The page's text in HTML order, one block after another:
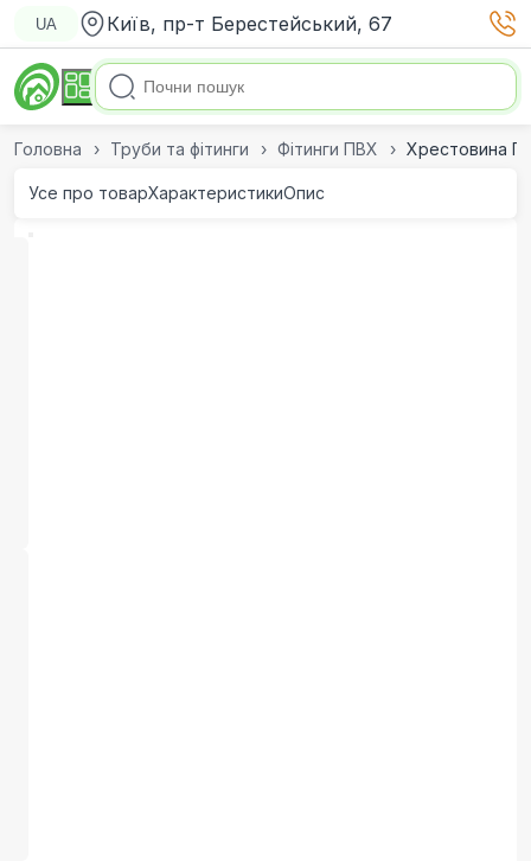
UA Київ, пр-т Берестейський, 67
Головна Труби та фітинги Фітинги ПВХ Хрестовина
Усе про товарХарактеристикиОпис